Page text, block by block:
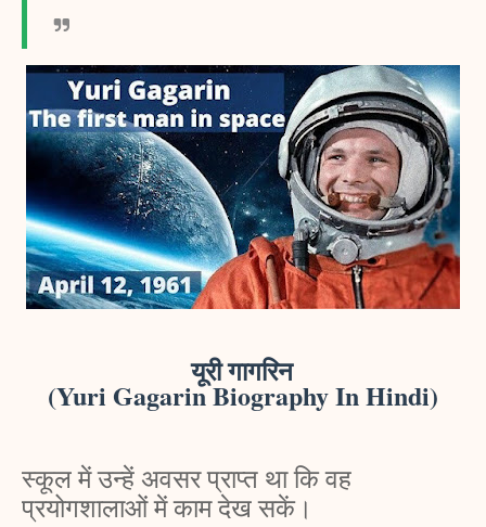
यूरी गागरिन
(Yuri Gagarin Biography In Hindi)
स्कूल में उन्हें अवसर प्राप्त था कि वह
प्रयोगशालाओं में काम देख सकें।